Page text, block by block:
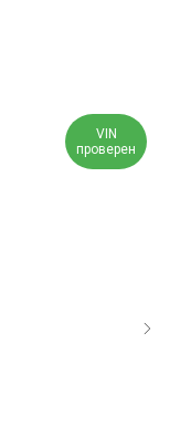
VIN
проверен